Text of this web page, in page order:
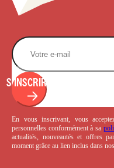
S'INSCRIRE
En vous inscrivant, vous
personnelles conformément à sa
actualités, nouveautés et offres
moment grâce au lien inclus dans